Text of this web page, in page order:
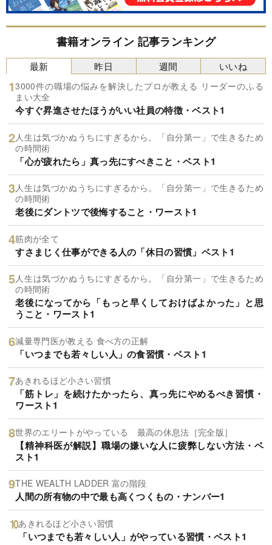
書籍オンライン 記事ランキング
最新
3000件の職場の悩みを解決したプロが教える リーダーのふる
まい大全
今すぐ昇進させたほうがいい社員の特徴・ベスト1
人生は気づかぬうちにすぎるから。「自分第一」で生きるため
の時間術
「心が疲れたら」真っ先にすべきこと・ベスト1
人生は気づかぬうちにすぎるから。「自分第一」で生きるため
の時間術
老後にダントツで後悔すること・ワースト1
筋肉が全て
すさまじく仕事ができる人の「休日の習慣」ベスト1
人生は気づかぬうちにすぎるから。「自分第一」で生きるため
の時間術
老後になってから「もっと早くしておけばよかった」と思
うこと・ワースト1
減量専門医が教える 食べ方の正解
「いつまでも若々しい人」の食習慣・ベスト1
あきれるほど小さい習慣
「筋トレ」を続けたかったら、真っ先にやめるべき習慣・
ワースト1
世界のエリートがやっている 最高の休息法［完全版］
【精神科医が解説】職場の嫌いな人に疲弊しない方法・ベ
スト1
THE WEALTH LADDER 富の階段
人間の所有物の中で最も高くつくもの・ナンバー1
あきれるほど小さい習慣
「いつまでも若々しい人」がやっている習慣・ベスト1
昨日 週間 いいね